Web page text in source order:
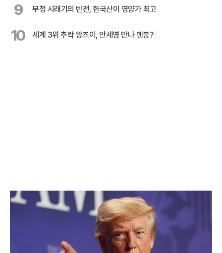
9 무청 시래기의 반전, 한국산이 영양가 최고
10 세계 3위 추락 왕즈이, 안세영 만나 멘붕?